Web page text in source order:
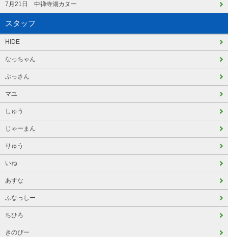
7月21日 中禅寺湖カヌー
スタッフ
HIDE
なっちゃん
ぶっさん
マユ
しゅう
じゃーまん
りゅう
いね
あすな
ふなっしー
ちひろ
きのぴー